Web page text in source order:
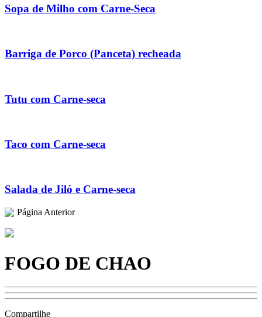
Sopa de Milho com Carne-Seca
Barriga de Porco (Panceta) recheada
Tutu com Carne-seca
Taco com Carne-seca
Salada de Jiló e Carne-seca
Página Anterior
FOGO DE CHAO
Compartilhe